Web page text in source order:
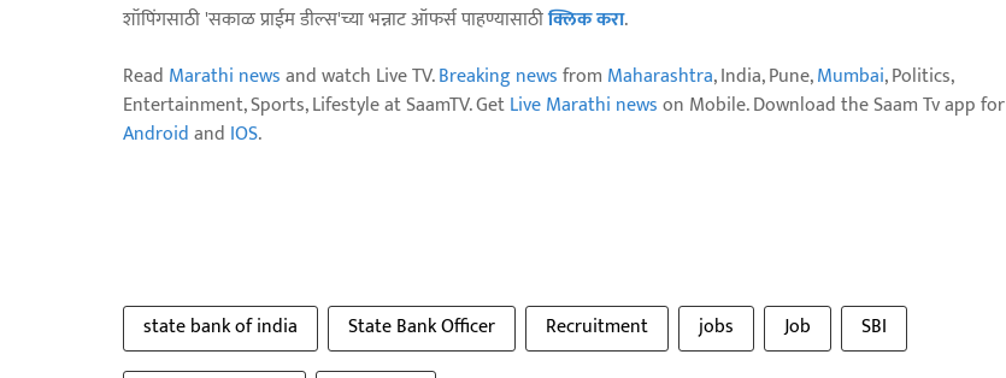
शॉपिंगसाठी 'सकाळ प्राईम डील्स'च्या भन्नाट ऑफर्स पाहण्यासाठीक्लिक करा.
Read Marathi newsand watch Live TV.Breaking newsfrom Maharashtra, India, Pune,Mumbai, Politics,
Entertainment, Sports, Lifestyle at SaamTV. GetLive Marathi newson Mobile. Download the Saam Tv app for
Androidand IOS.
state bank of india State Bank Officer Recruitment jobs Job
SBI